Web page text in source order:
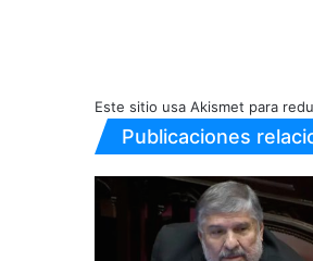
Este sitio usa Akismet para
Publicaciones